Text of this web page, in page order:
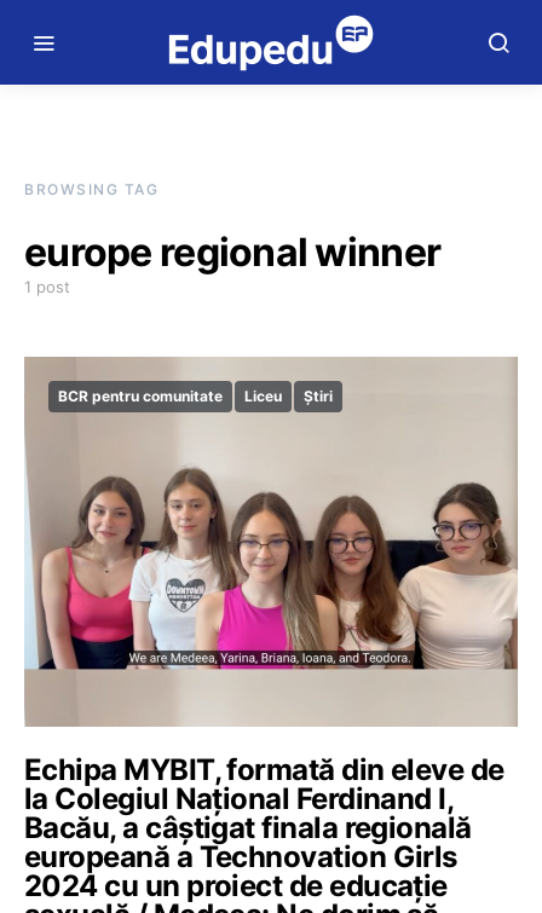
BROWSING TAG
europe regional winner
1 post
BCR pentru comunitate Liceu Știri
Echipa MYBIT, formată din eleve de
la Colegiul Național Ferdinand I,
Bacău, a câștigat finala regională
europeană a Technovation Girls
2024 cu un proiect de educație